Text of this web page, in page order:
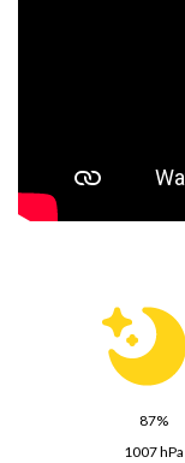
87%
1007 hPa